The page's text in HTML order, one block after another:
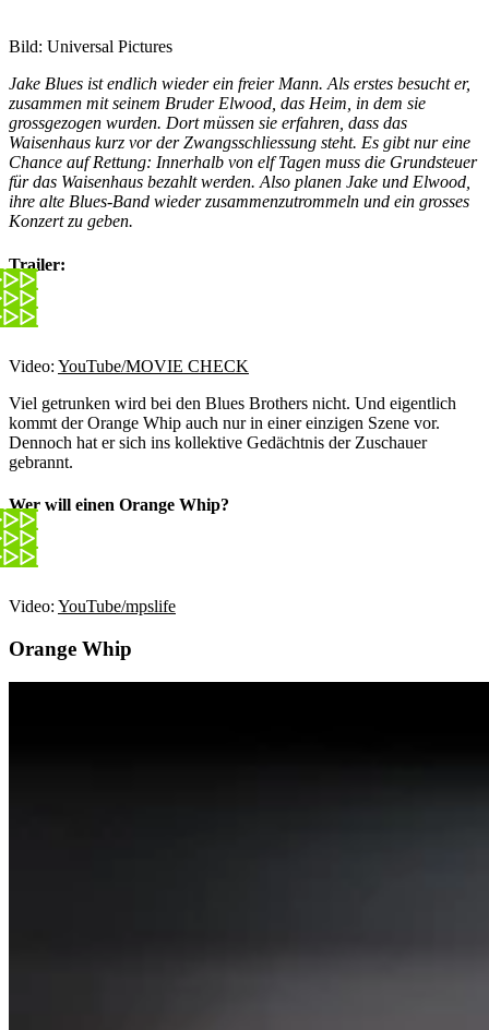
Bild: Universal Pictures
Jake Blues ist endlich wieder ein freier Mann. Als erstes besucht er,
zusammen mit seinem Bruder Elwood, das Heim, in dem sie
grossgezogen wurden. Dort müssen sie erfahren, dass das
Waisenhaus kurz vor der Zwangsschliessung steht. Es gibt nur eine
Chance auf Rettung: Innerhalb von elf Tagen muss die Grundsteuer
für das Waisenhaus bezahlt werden. Also planen Jake und Elwood,
ihre alte Blues-Band wieder zusammenzutrommeln und ein grosses
Konzert zu geben.
Trailer:
Video: YouTube/MOVIE CHECK
Viel getrunken wird bei den Blues Brothers nicht. Und eigentlich
kommt der Orange Whip auch nur in einer einzigen Szene vor.
Dennoch hat er sich ins kollektive Gedächtnis der Zuschauer
gebrannt.
Wer will einen Orange Whip?
Video: YouTube/mpslife
Orange Whip